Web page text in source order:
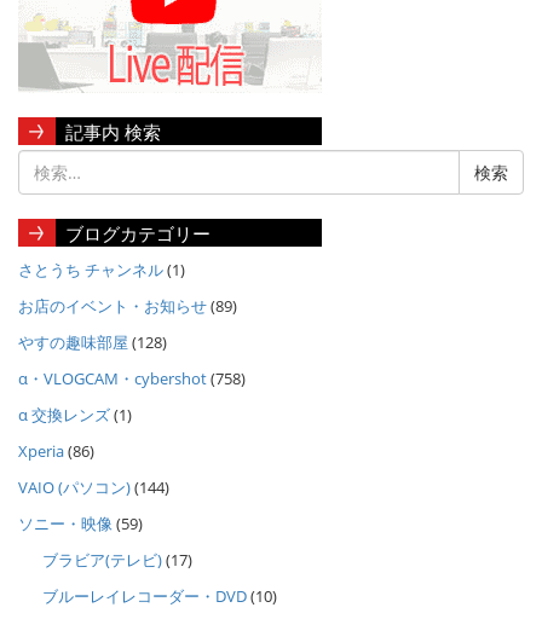
記事内 検索
ブログカテゴリー
さとうち チャンネル(1)
お店のイベント・お知らせ(89)
やすの趣味部屋 (128)
α・VLOGCAM・cybershot(758)
α 交換レンズ(1)
Xperia(86)
VAIO (パソコン)(144)
ソニー・映像(59)
ブラビア(テレビ)(17)
ブルーレイレコーダー・DVD(10)